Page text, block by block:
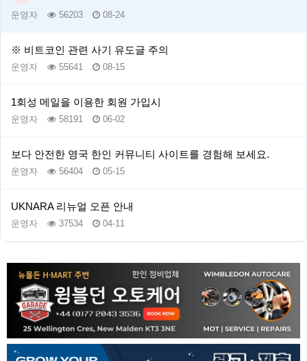
운영자 56203 08-24
※ 비트코인 관련 사기 유도글 주의
운영자 55641 08-15
1회성 메일을 이용한 회원 가입시
운영자 58191 06-02
보다 안전한 영국 한인 커뮤니티 사이트를 경험해 보세요.
운영자 56404 05-15
UKNARA 리뉴얼 오픈 안내
운영자 37534 04-11